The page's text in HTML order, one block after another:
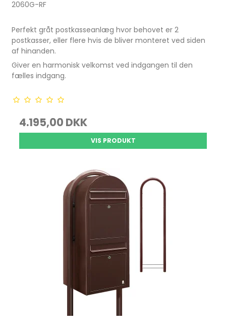
2060G-RF
Perfekt gråt postkasseanlæg hvor behovet er 2
postkasser, eller flere hvis de bliver monteret ved siden
af hinanden.
Giver en harmonisk velkomst ved indgangen til den
fælles indgang.
4.195,00 DKK
VIS PRODUKT